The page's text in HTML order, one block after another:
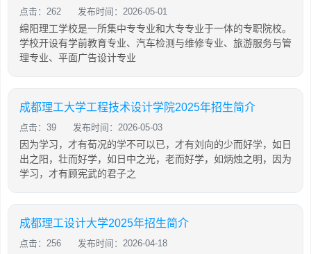
点击：262 发布时间：2026-05-01
绵阳理工学校是一所集中专专业和大专专业于一体的专职院校。
学校开设有学前教育专业、汽车检测与维修专业、旅游服务与管
理专业、平面广告设计专业
成都理工大学工程技术设计学院2025年招生简介
点击：39 发布时间：2026-05-03
因为学习，才有荀况的学不可以已，才有刘向的少而好学，如日
出之阳，壮而好学，如日中之光，老而好学，如炳烛之明，因为
学习，才有顾宪武的君子之
成都理工设计大学2025年招生简介
点击：256 发布时间：2026-04-18